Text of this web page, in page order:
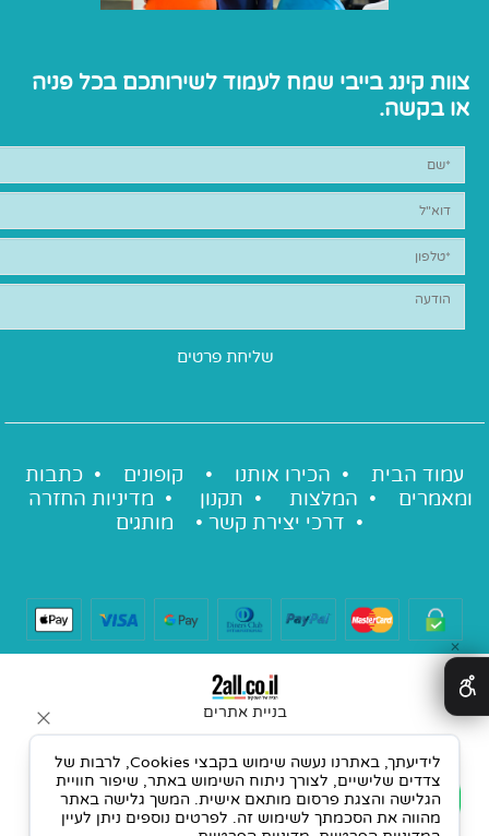
צוות קינג בייבי שמח לעמוד לשירותכם בכל פניה
או בקשה.
עמוד הבית • הכירו אותנו • קופונים • כתבות
ומאמרים • המלצות • תקנון • מדיניות החזרה
• דרכי יצירת קשר • מותגים
בניית אתרים
✕
לידיעתך, באתרנו נעשה שימוש בקבצי Cookies, לרבות של
צדדים שלישיים, לצורך ניתוח השימוש באתר, שיפור חוויית
הגלישה והצגת פרסום מותאם אישית. המשך גלישה באתר
מהווה את הסכמתך לשימוש זה. לפרטים נוספים ניתן לעיין